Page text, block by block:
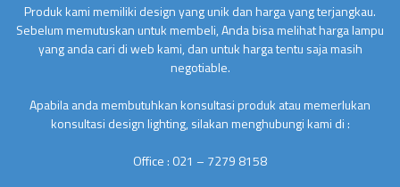
Produk kami memiliki design yang unik dan harga yang terjangkau.
Sebelum memutuskan untuk membeli, Anda bisa melihat harga lampu
yang anda cari di web kami, dan untuk harga tentu saja masih
negotiable.
Apabila anda membutuhkan konsultasi produk atau memerlukan
konsultasi design lighting, silakan menghubungi kami di :
Office : 021 – 7279 8158